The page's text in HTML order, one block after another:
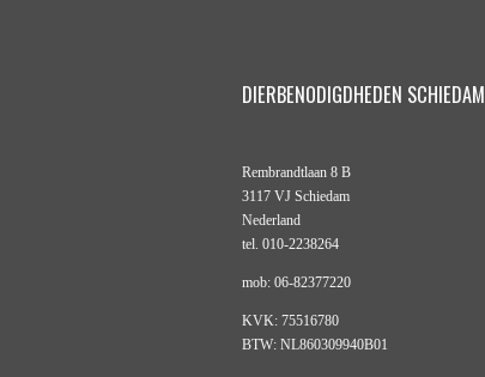
DIERBENODIGDHEDEN SCHIEDAM
Rembrandtlaan 8 B
3117 VJ Schiedam
Nederland
tel. 010-2238264
mob: 06-82377220
KVK: 75516780
BTW: NL860309940B01